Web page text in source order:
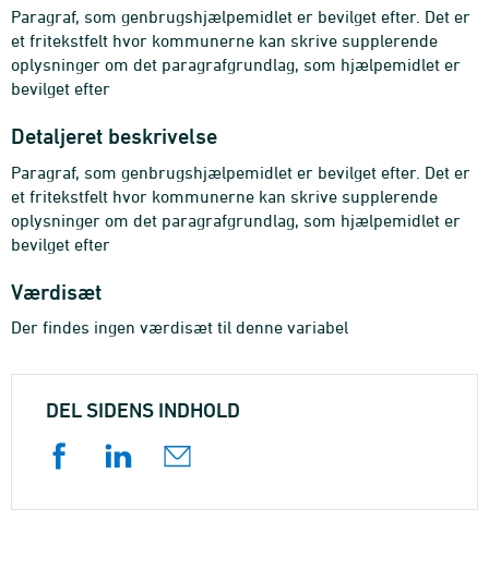
Paragraf, som genbrugshjælpemidlet er bevilget efter. Det er
et fritekstfelt hvor kommunerne kan skrive supplerende
oplysninger om det paragrafgrundlag, som hjælpemidlet er
bevilget efter
Detaljeret beskrivelse
Paragraf, som genbrugshjælpemidlet er bevilget efter. Det er
et fritekstfelt hvor kommunerne kan skrive supplerende
oplysninger om det paragrafgrundlag, som hjælpemidlet er
bevilget efter
Værdisæt
Der findes ingen værdisæt til denne variabel
DEL SIDENS INDHOLD